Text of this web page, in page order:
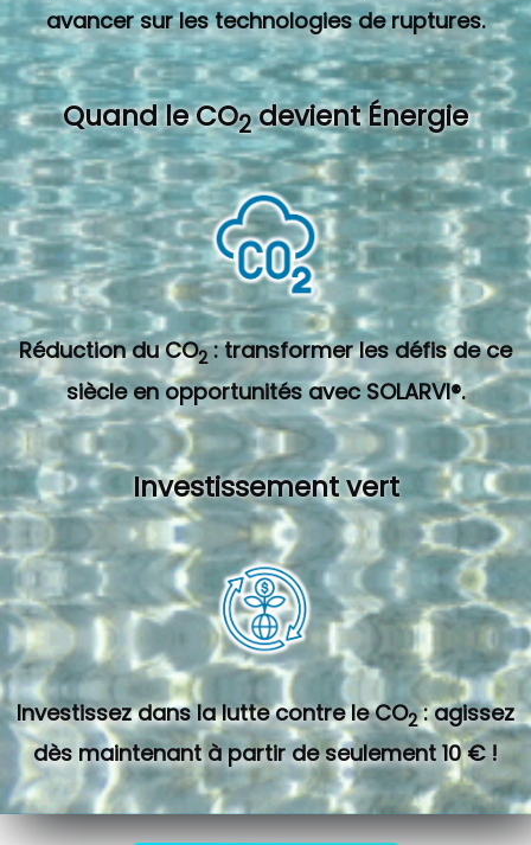
avancer sur les technologies de ruptures.
Quand le CO2devient Énergie
Réduction du CO2 : transformer les défis de ce
siècle en opportunités avec SOLARVI®.
Investissement vert
Investissez dans la lutte contre le CO2 : agissez
dès maintenant à partir de seulement 10 € !